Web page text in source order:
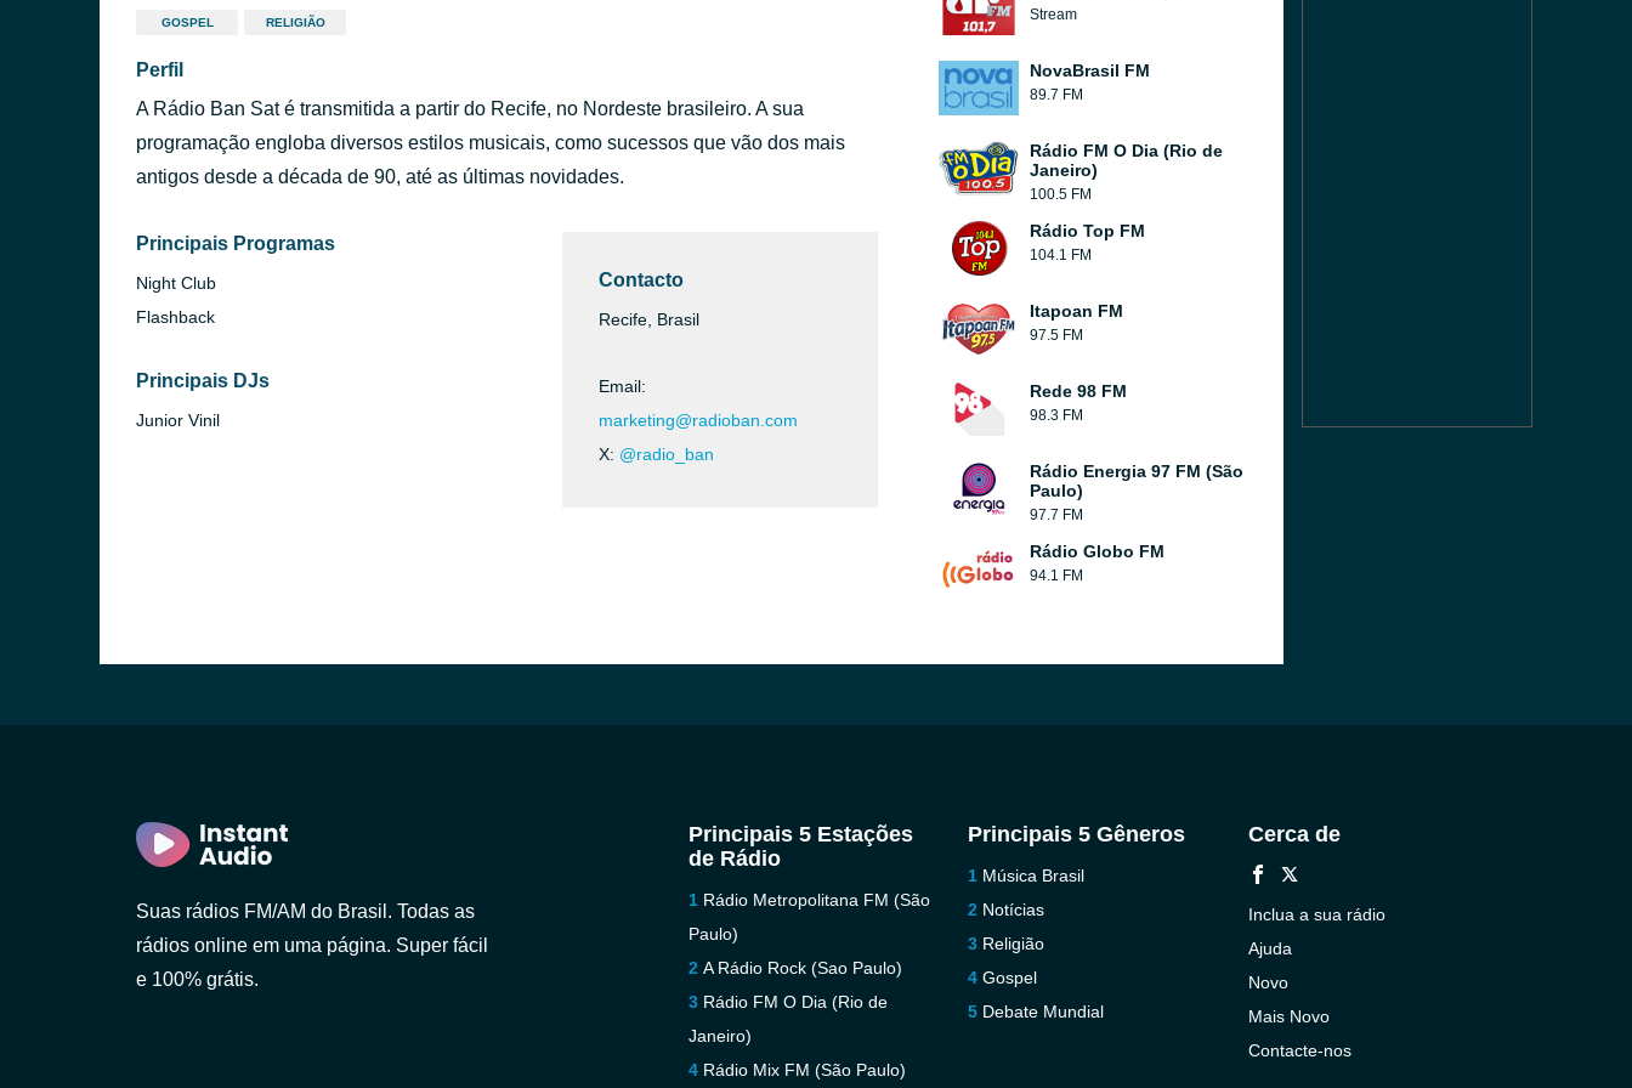
GOSPEL RELIGIÃO
Perfil
A Rádio Ban Sat é transmitida a partir do Recife, no Nordeste brasileiro. A sua
programação engloba diversos estilos musicais, como sucessos que vão dos mais
antigos desde a década de 90, até as últimas novidades.
Principais Programas
Night Club
Flashback
Principais DJs
Junior Vinil
Contacto
Recife, Brasil
Email:
marketing@radioban.com
X: @radio_ban
Stream
NovaBrasil FM
89.7 FM
Rádio FM O Dia (Rio de
Janeiro)
100.5 FM
Rádio Top FM
104.1 FM
Itapoan FM
97.5 FM
Rede 98 FM
98.3 FM
Rádio Energia 97 FM (São
Paulo)
97.7 FM
Rádio Globo FM
94.1 FM
Suas rádios FM/AM do Brasil. Todas as
rádios online em uma página. Super fácil
e 100% grátis.
Principais 5 Estações
de Rádio
Rádio Metropolitana FM (São
Paulo)
A Rádio Rock (Sao Paulo)
Rádio FM O Dia (Rio de
Janeiro)
Rádio Mix FM (São Paulo)
Principais 5 Gêneros
Música Brasil
Notícias
Religião
Gospel
Debate Mundial
Cerca de
Inclua a sua rádio
Ajuda
Novo
Mais Novo
Contacte-nos